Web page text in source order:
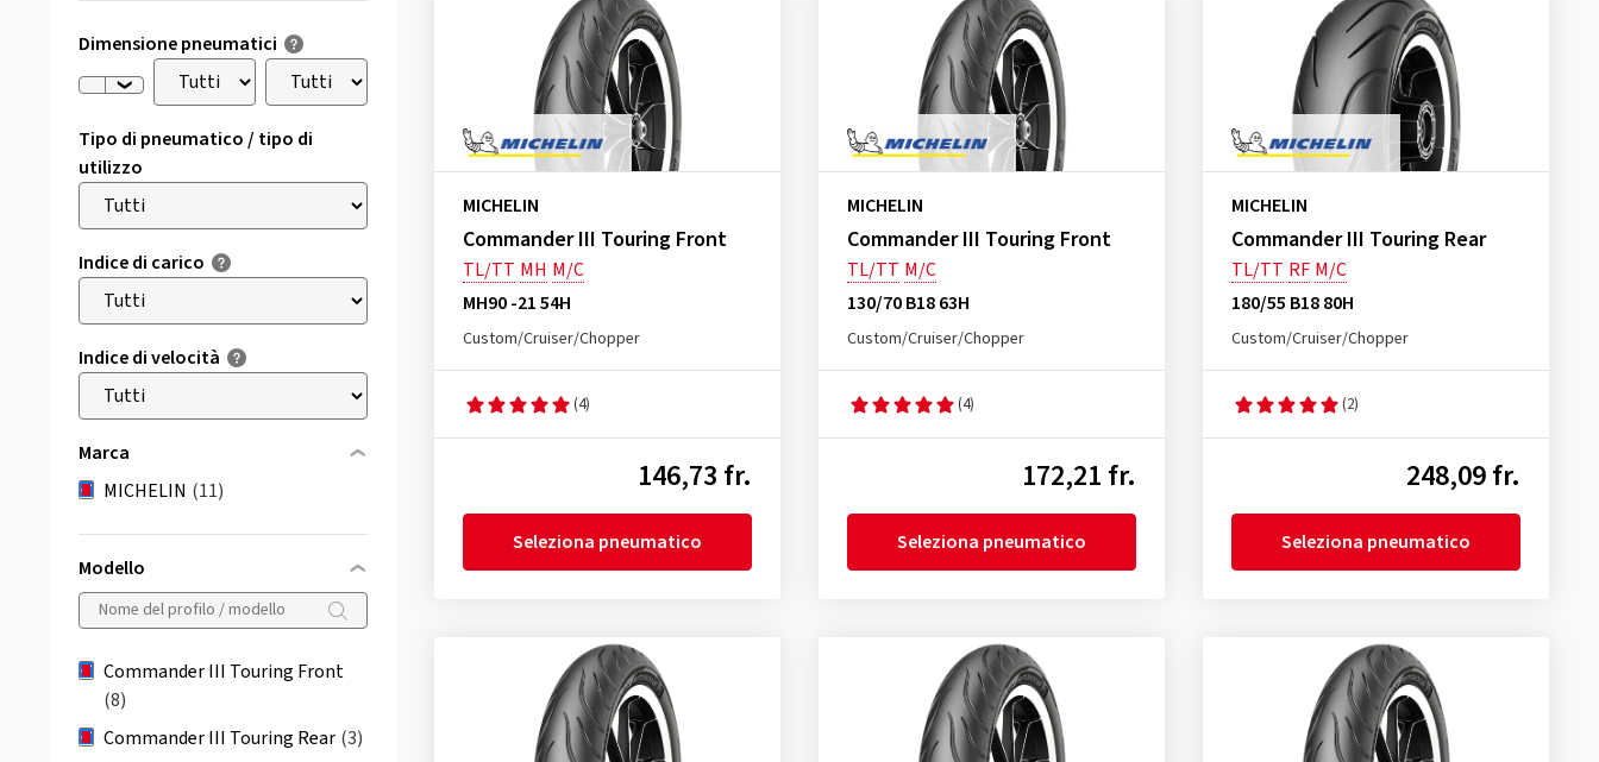
Dimensione pneumatici
Tipo di pneumatico / tipo di
utilizzo
Indice di carico
Indice di velocità
Marca
MICHELIN (11)
Modello
Commander III Touring Front
(8)
Commander III Touring Rear (3)
MICHELIN
Commander III Touring Front
TL/TT MH M/C
MH90 -21 54H
Custom/Cruiser/Chopper
(4)
146,73 fr.
Seleziona pneumatico
MICHELIN
Commander III Touring Front
TL/TT M/C
130/70 B18 63H
Custom/Cruiser/Chopper
(4)
172,21 fr.
Seleziona pneumatico
MICHELIN
Commander III Touring Rear
TL/TT RF M/C
180/55 B18 80H
Custom/Cruiser/Chopper
(2)
248,09 fr.
Seleziona pneumatico